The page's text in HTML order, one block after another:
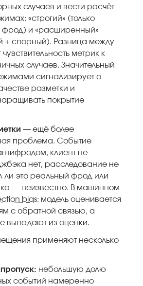
случаев и вести расчёт
«строгий» (только
фрод) и «расширенный»
+ спорный). Разница между
метрик к
случаев. Значительный
сигнализирует о
разметки и
покрытие
— ещё более
проблема. Событие
клиент не
нет, расследование не
ли это реальный фрод или
— неизвестно. В машинном
bias: модель оценивается
с обратной связью, а
выпадают из оценки.
применяют несколько
небольшую долю
событий намеренно